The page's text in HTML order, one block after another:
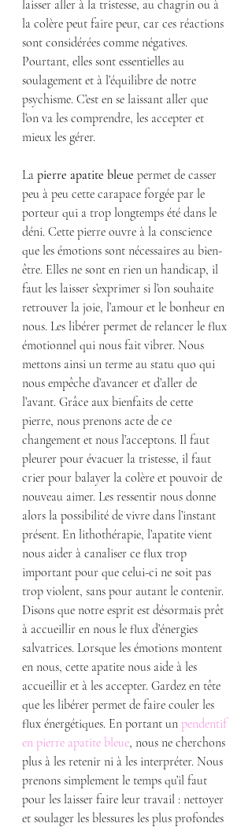
laisser aller à la tristesse, au chagrin ou à
la colère peut faire peur, car ces réactions
sont considérées comme négatives.
Pourtant, elles sont essentielles au
soulagement et à l’équilibre de notre
psychisme. C’est en se laissant aller que
l’on va les comprendre, les accepter et
mieux les gérer.
La pierre apatite bleue permet de casser
peu à peu cette carapace forgée par le
porteur qui a trop longtemps été dans le
déni. Cette pierre ouvre à la conscience
que les émotions sont nécessaires au bien-
être. Elles ne sont en rien un handicap, il
faut les laisser s’exprimer si l’on souhaite
retrouver la joie, l’amour et le bonheur en
nous. Les libérer permet de relancer le flux
émotionnel qui nous fait vibrer. Nous
mettons ainsi un terme au statu quo qui
nous empêche d’avancer et d’aller de
l’avant. Grâce aux bienfaits de cette
pierre, nous prenons acte de ce
changement et nous l’acceptons. Il faut
pleurer pour évacuer la tristesse, il faut
crier pour balayer la colère et pouvoir de
nouveau aimer. Les ressentir nous donne
alors la possibilité de vivre dans l’instant
présent. En lithothérapie, l’apatite vient
nous aider à canaliser ce flux trop
important pour que celui-ci ne soit pas
trop violent, sans pour autant le contenir.
Disons que notre esprit est désormais prêt
à accueillir en nous le flux d’énergies
salvatrices. Lorsque les émotions montent
en nous, cette apatite nous aide à les
accueillir et à les accepter. Gardez en tête
que les libérer permet de faire couler les
flux énergétiques. En portant un pendentif
en pierre apatite bleue, nous ne cherchons
plus à les retenir ni à les interpréter. Nous
prenons simplement le temps qu’il faut
pour les laisser faire leur travail : nettoyer
et soulager les blessures les plus profondes